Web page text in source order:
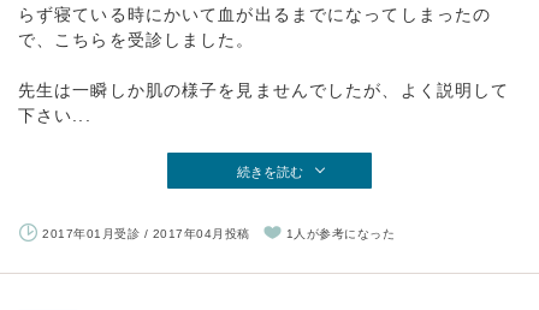
らず寝ている時にかいて血が出るまでになってしまったの
で、こちらを受診しました。
先生は一瞬しか肌の様子を見ませんでしたが、よく説明して
下さい...
続きを読む
2017年01月受診 / 2017年04月投稿 1人が参考になった